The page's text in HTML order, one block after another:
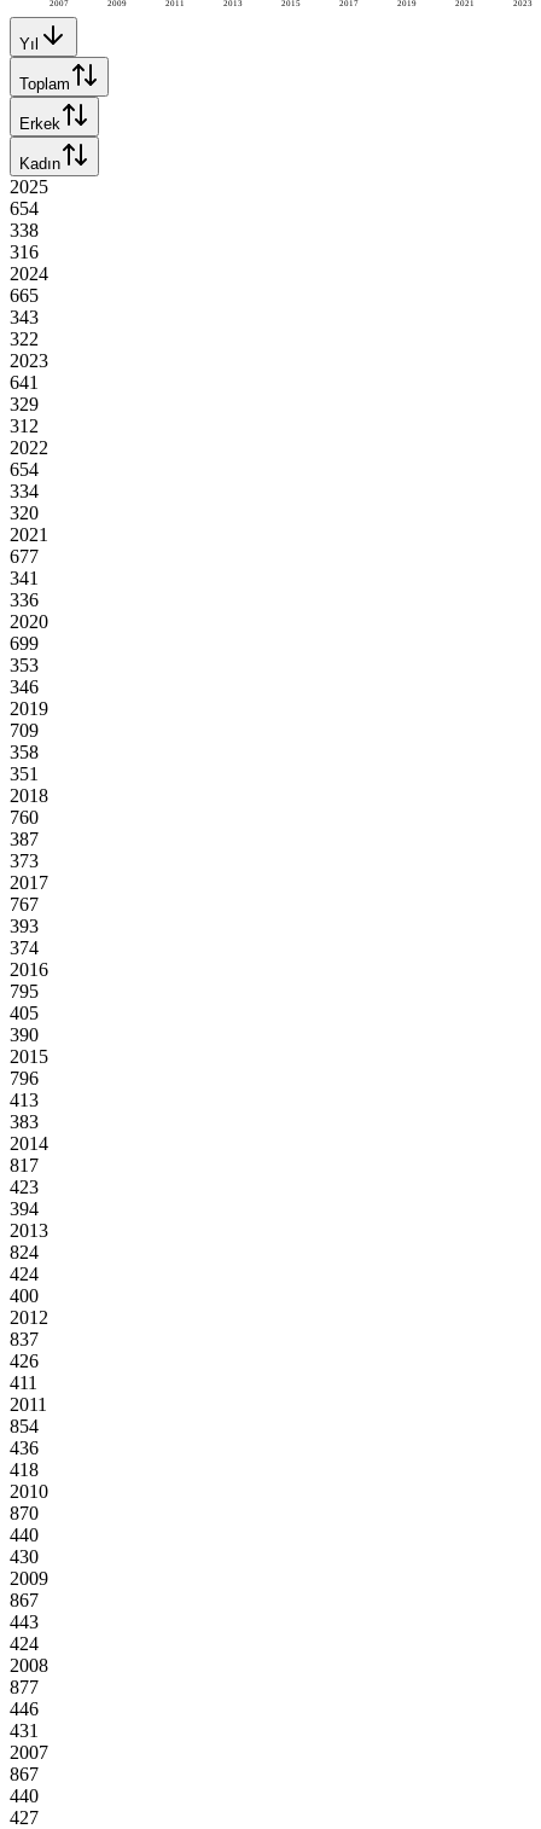
2007 2009 2011 2013 2015 2017 2019 2021 2023
Yıl
Toplam
Erkek
Kadın
2025
654
338
316
2024
665
343
322
2023
641
329
312
2022
654
334
320
2021
677
341
336
2020
699
353
346
2019
709
358
351
2018
760
387
373
2017
767
393
374
2016
795
405
390
2015
796
413
383
2014
817
423
394
2013
824
424
400
2012
837
426
411
2011
854
436
418
2010
870
440
430
2009
867
443
424
2008
877
446
431
2007
867
440
427